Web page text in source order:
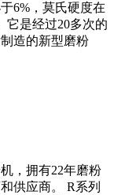
6%，莫氏硬度在
它是经过20多次的
造的新型磨粉
，拥有22年磨粉
供应商。 R系列